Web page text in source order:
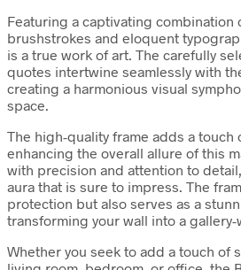
Featuring a captivating combination
brushstrokes and eloquent
is a true work of art. The carefully
quotes intertwine seamlessly with
creating a harmonious visual
space.
The high-quality frame adds a touch
enhancing the overall allure of this
with precision and attention to
aura that is sure to impress. The
protection but also serves as a
transforming your wall into a gallery-
Whether you seek to add a touch of